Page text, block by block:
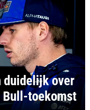
duidelijk over
Bull-toekomst